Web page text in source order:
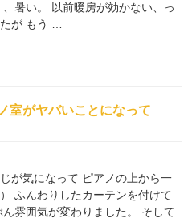
暑い。 以前暖房が効かない、っ
が もう …
室がヤバいことになって
が気になって ピアノの上から一
ふんわりしたカーテンを付けて
雰囲気が変わりました。 そして